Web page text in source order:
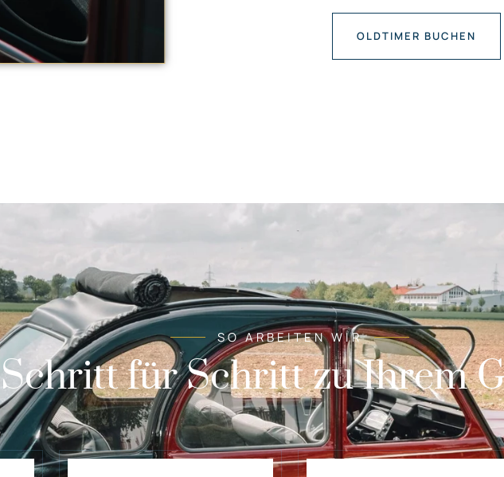
OLDTIMER BUCHEN
SO ARBEITEN WIR
Schritt für Schritt zu Ihrem